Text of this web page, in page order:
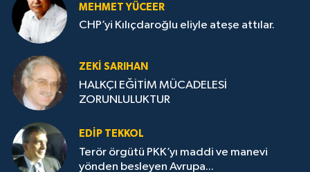
MEHMET YÜCEER
CHP’yi Kılıçdaroğlu eliyle ateşe attılar.
ZEKI SARIHAN
HALKÇI EĞİTİM MÜCADELESİ
ZORUNLULUKTUR
EDIP TEKKOL
Terör örgütü PKK’yı maddi ve manevi
yönden besleyen Avrupa...